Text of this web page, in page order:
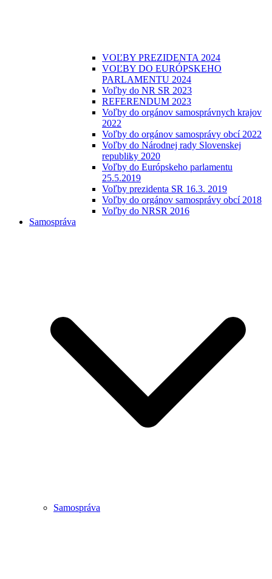
VOĽBY PREZIDENTA 2024
VOĽBY DO EURÓPSKEHO
PARLAMENTU 2024
Voľby do NR SR 2023
REFERENDUM 2023
Voľby do orgánov samosprávnych krajov
2022
Voľby do orgánov samosprávy obcí 2022
Voľby do Národnej rady Slovenskej
republiky 2020
Voľby do Európskeho parlamentu
25.5.2019
Voľby prezidenta SR 16.3. 2019
Voľby do orgánov samosprávy obcí 2018
Voľby do NRSR 2016
Samospráva
Samospráva